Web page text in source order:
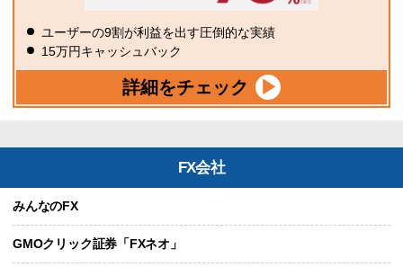
ユーザーの9割が利益を出す圧倒的な実績
15万円キャッシュバック
詳細をチェック
FX会社
みんなのFX
GMOクリック証券「FXネオ」